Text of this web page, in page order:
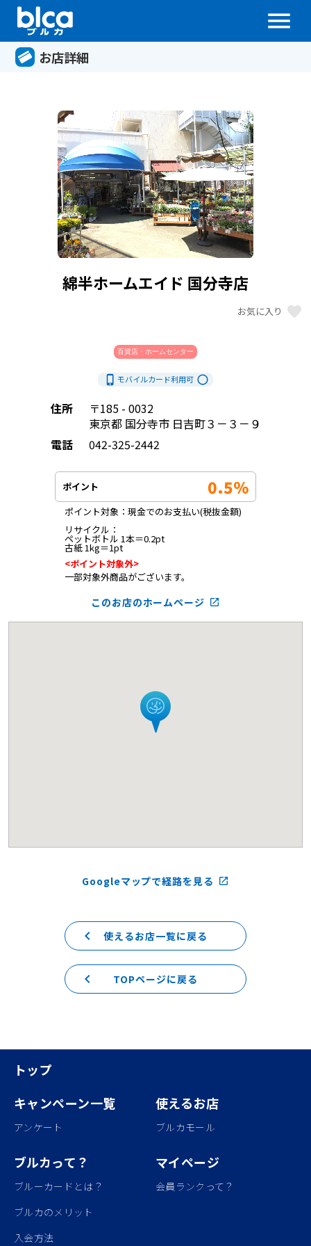
menu
お店詳細
綿半ホームエイド 国分寺店
お気に入り favorite
百貨店・ホームセンター
phone_iphone モバイルカード利用可 radio_button_unchecked
住所
〒185 - 0032
東京都 国分寺市 日吉町３－３－９
電話
042-325-2442
ポイント 0.5%
ポイント対象：現金でのお支払い(税抜金額)
リサイクル：
ペットボトル 1本＝0.2pt
古紙 1kg＝1pt
<ポイント対象外>
一部対象外商品がございます。
このお店のホームページ launch
Googleマップで経路を見る launch
使えるお店一覧に戻る
keyboard_arrow_left
TOPページに戻る
keyboard_arrow_left
トップ
キャンペーン一覧
アンケート
使えるお店
ブルカモール
ブルカって？
ブルーカードとは？
ブルカのメリット
入会方法
マイページ
会員ランクって？